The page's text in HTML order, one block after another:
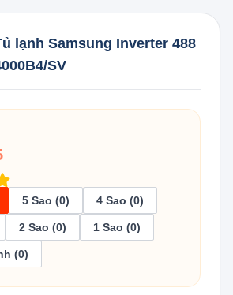
tích xấp xỉ 480–488 lít
A4000 — dòng Multi Door tầm
cao
Black 4 (đen/xám tối)
bản Việt Nam
Kỹ Thuật Đầy Đủ
lạnh Samsung Inverter 488
SV
5 Sao (0) 4 Sao (0)
2 Sao (0) 1 Sao (0)
(0)